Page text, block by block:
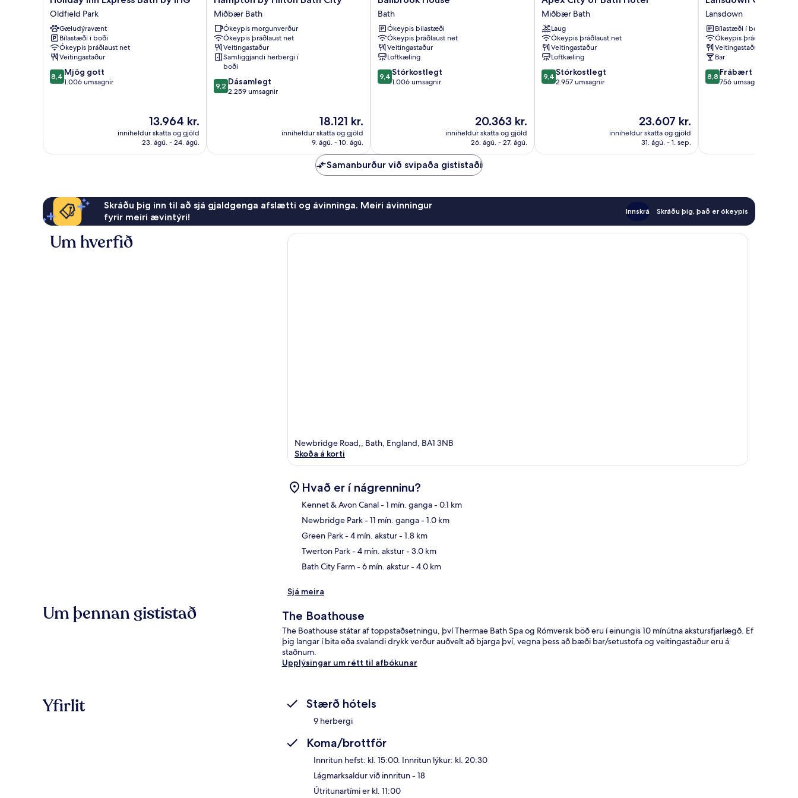
Inn
Express
Bath
by
IHG
Oldfield
Park
Oldfield Park
Gæludýravænt
Bílastæði í boði
Ókeypis þráðlaust net
Veitingastaður
8.4
af
8,4 Mjög gott
1.006 umsagnir
Verðið
er
13.964 kr.
13.964 kr.
inniheldur skatta og gjöld
23. ágú. - 24. ágú.
by
Hilton
Bath
City
Miðbær
Bath
Miðbær Bath
Ókeypis morgunverður
Ókeypis þráðlaust net
Veitingastaður
Samliggjandi herbergi í
boði
9.2
af
9,2 Dásamlegt
2.259 umsagnir
Verðið
er
18.121 kr.
18.121 kr.
inniheldur skatta og gjöld
9. ágú. - 10. ágú.
House
Bath
Bath
Ókeypis bílastæði
Ókeypis þráðlaust net
Veitingastaður
Loftkæling
9.4
af
9,4 Stórkostlegt
1.006 umsagnir
Verðið
er
20.363 kr.
20.363 kr.
inniheldur skatta og gjöld
26. ágú. - 27. ágú.
City
of
Bath
Hotel
Miðbær
Bath
Miðbær Bath
Laug
Ókeypis þráðlaust net
Veitingastaður
Loftkæling
9.4
af
9,4 Stórkostlegt
2.957 umsagnir
Verðið
er
23.607 kr.
23.607 kr.
inniheldur skatta og gjöld
31. ágú. - 1. sep.
Grove
Lansdown
Lansdown
Bílastæði í boði
Ókeypis þráðlaust net
Veitingastaður
Bar
8.8
af
8,8 Frábært
756 umsagnir
Samanburður við svipaða gististaði
Skráðu þig inn til að sjá gjaldgenga afslætti og ávinninga. Meiri ávinningur
fyrir meiri ævintýri!
Innskrá Skráðu þig, það er ókeypis
Um hverfið
Newbridge Road,, Bath, England, BA1 3NB
Skoða á korti
Hvað er í nágrenninu?
Kennet & Avon Canal- 1 mín. ganga- 0.1 km
Newbridge Park- 11 mín. ganga- 1.0 km
Green Park- 4 mín. akstur- 1.8 km
Twerton Park- 4 mín. akstur- 3.0 km
Bath City Farm- 6 mín. akstur- 4.0 km
Sjá meira
Um þennan gististað The Boathouse
The Boathouse státar af toppstaðsetningu, því Thermae Bath Spa og Rómversk böð eru í einungis 10 mínútna akstursfjarlægð. Ef
þig langar í bita eða svalandi drykk verður auðvelt að bjarga því, vegna þess að bæði bar/setustofa og veitingastaður eru á
staðnum.
Upplýsingar um rétt til afbókunar
Yfirlit Stærð hótels
9 herbergi
Koma/brottför
Innritun hefst: kl. 15:00. Innritun lýkur: kl. 20:30
Lágmarksaldur við innritun - 18
Útritunartími er kl. 11:00